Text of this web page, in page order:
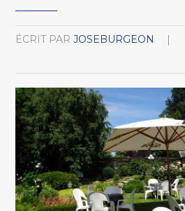
ÉCRIT PAR JOSEBURGEON